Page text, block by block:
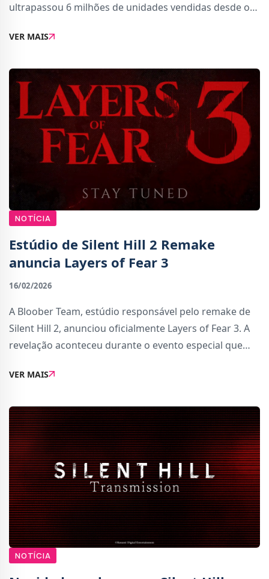
ultrapassou 6 milhões de unidades vendidas desde o
jogo mais rápido da série a atingir este
VER MAIS
NOTÍCIA
Estúdio de Silent Hill 2 Remake
anuncia Layers of Fear 3
16/02/2026
A Bloober Team, estúdio responsável pelo remake de
Silent Hill 2, anunciou oficialmente Layers of Fear 3. A
revelação aconteceu durante o evento especial que
ainda não tenham sido confirmad
VER MAIS
NOTÍCIA